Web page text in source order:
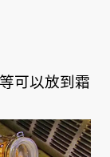
可以放到霜